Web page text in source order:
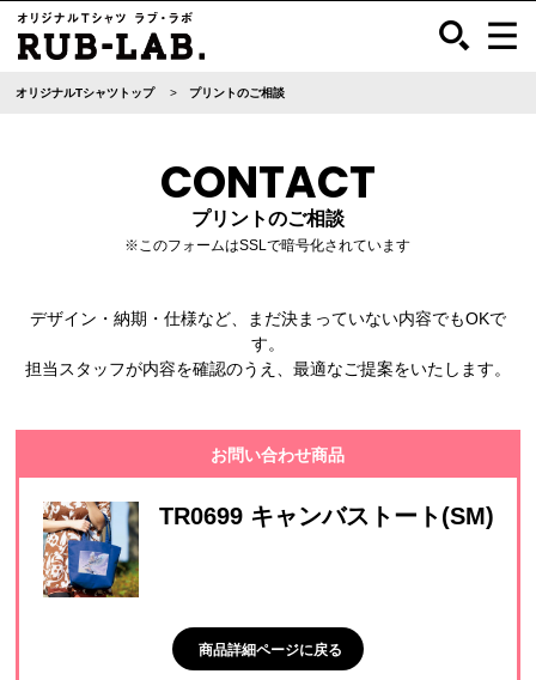
オリジナルTシャツトップ プリントのご相談
CONTACT
プリントのご相談
※このフォームはSSLで暗号化されています
デザイン・納期・仕様など、まだ決まっていない内容でもOKで
す。
担当スタッフが内容を確認のうえ、最適なご提案をいたします。
お問い合わせ商品
TR0699 キャンバストート(SM)
商品詳細ページに戻る